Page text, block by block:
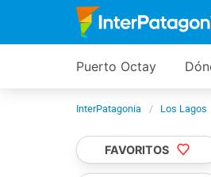
Puerto Octay
InterPatagonia Los Lagos
FAVORITOS